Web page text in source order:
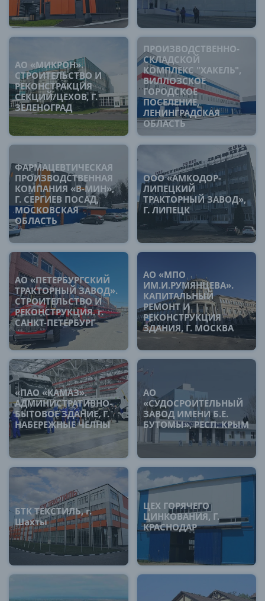
АО «МИКРОН».
СТРОИТЕЛЬСТВО И
РЕКОНСТРАКЦИЯ
СЕКЦИЙ/ЦЕХОВ, Г.
ЗЕЛЕНОГРАД
ПРОИЗВОДСТВЕННО-
СКЛАДСКОЙ
КОМПЛЕКС "ХАКЕЛЬ",
ВИЛЛОЗСКОЕ
ГОРОДСКОЕ
ПОСЕЛЕНИЕ,
ЛЕНИНГРАДСКАЯ
ОБЛАСТЬ
ФАРМАЦЕВТИЧЕСКАЯ
ПРОИЗВОДСТВЕННАЯ
КОМПАНИЯ «В-МИН»,
Г. СЕРГИЕВ ПОСАД,
МОСКОВСКАЯ
ОБЛАСТЬ
ООО «АМКОДОР-
ЛИПЕЦКИЙ
ТРАКТОРНЫЙ ЗАВОД»,
Г. ЛИПЕЦК
АО «ПЕТЕРБУРГСКИЙ
ТРАКТОРНЫЙ ЗАВОД».
СТРОИТЕЛЬСТВО И
РЕКОНСТРУКЦИЯ. г.
САНКТ-ПЕТЕРБУРГ
АО «МПО
ИМ.И.РУМЯНЦЕВА».
КАПИТАЛЬНЫЙ
РЕМОНТ И
РЕКОНСТРУКЦИЯ
ЗДАНИЯ, Г. МОСКВА
«ПАО «КАМАЗ».
АДМИНИСТРАТИВНО-
БЫТОВОЕ ЗДАНИЕ, Г.
НАБЕРЕЖНЫЕ ЧЕЛНЫ
АО
«СУДОСРОИТЕЛЬНЫЙ
ЗАВОД ИМЕНИ Б.Е.
БУТОМЫ», РЕСП. КРЫМ
БТК ТЕКСТИЛЬ, г.
Шахты
ЦЕХ ГОРЯЧЕГО
ЦИНКОВАНИЯ, Г.
КРАСНОДАР